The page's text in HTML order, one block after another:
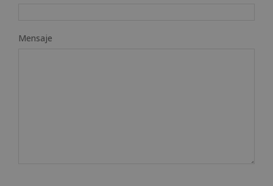
Mensaje